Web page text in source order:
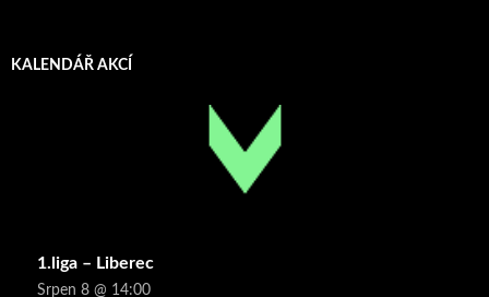
KALENDÁŘ AKCÍ
1.liga – Liberec
Srpen 8 @ 14:00